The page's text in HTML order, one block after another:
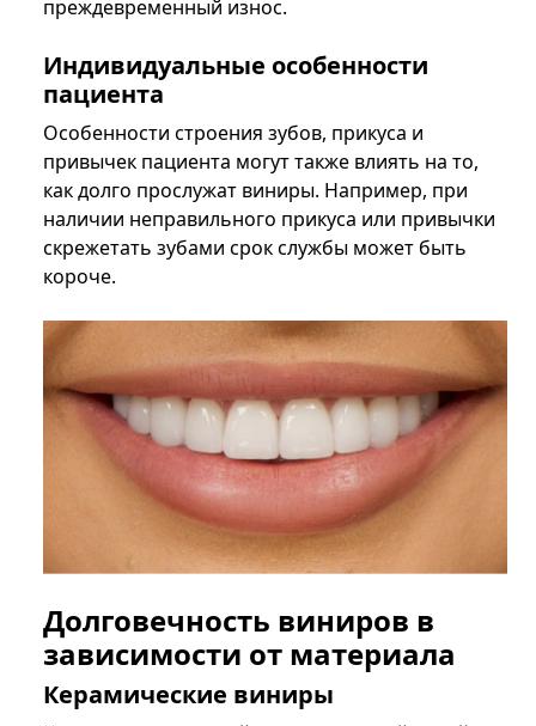
преждевременный износ.
Индивидуальные особенности
пациента
Особенности строения зубов, прикуса и
привычек пациента могут также влиять на то,
как долго прослужат виниры. Например, при
наличии неправильного прикуса или привычки
скрежетать зубами срок службы может быть
короче.
Долговечность виниров в
зависимости от материала
Керамические виниры